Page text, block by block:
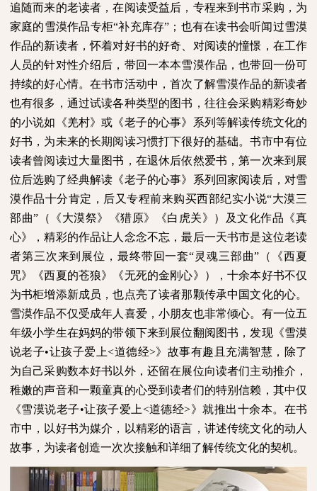
追随而来的老读者，在阅读受益后，专程来到书市采购，为
家庭的雪漠作品专柜“补充库存”；也有在读书会听闻过雪漠
作品的新读者，怀着对好书的好奇、对阅读的憧憬，在工作
人员的针对性介绍后，带回一本本雪漠作品，也带回一份可
持续的好心情。在书市活动中，首次了解雪漠作品的新读者
也有很多，通过试读各种类型的图书，往往会采购精彩奇妙
的小说如《羌村》或《老子的心事》系列等解读传统文化的
好书，为未来的长期阅读习惯打下很好的基础。书市中有位
读者曾阅读过大量图书，在退休后依然爱书，第一次来到展
位后选购了经典解读《老子的心事》系列回家阅读后，对雪
漠作品十分肯定，后又专程前来购买西部纪实小说“大漠三
部曲”（《大漠祭》《猎原》《白虎关》）及文化作品《真
心》，精彩的作品让人念念不忘，最后一天书市是这位老读
者第三次来到展位，最终带回一套“灵魂三部曲”（《西夏
咒》《西夏的苍狼》《无死的金刚心》），十余本好书不仅
为书柜增添新成员，也点亮了读者那颗传承中国文化的心。
雪漠作品不仅受成年人喜爱，小朋友也非常倾心。有一位五
年级小学生在妈妈的带领下来到展位翻阅图书，发现《雪漠
说老子•让孩子爱上<道德经>》故事有趣且充满智慧，除了
为自己采购数本好书以外，还留在展位向读者们主动推介，
稚嫩的声音和一颗童真的心受到读者们的特别信赖，其中仅
《雪漠说老子•让孩子爱上<道德经>》就推出十余本。在书
市中，以好书为媒介，以精彩的语言，讲述传统文化的动人
故事，为读者创造一次次接触和详细了解传统文化的契机。